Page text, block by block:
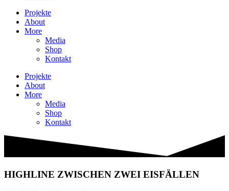
Projekte
About
More
Media
Shop
Kontakt
Projekte
About
More
Media
Shop
Kontakt
HIGHLINE ZWISCHEN ZWEI EISFÄLLEN